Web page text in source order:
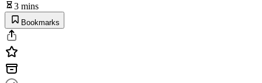
3 mins
Bookmarks